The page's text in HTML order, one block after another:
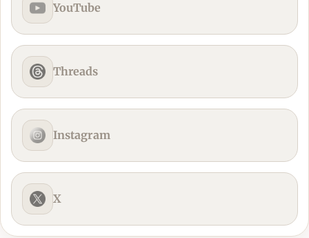
YouTube
Threads
Instagram
X